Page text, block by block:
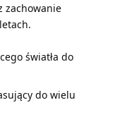
zachowanie
światła do
do wielu